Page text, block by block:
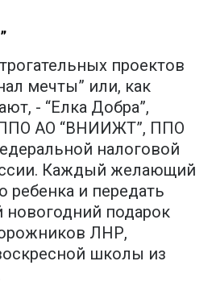
проектов
мечты” или, как
- “Елка Добра”,
ППО АО “ВНИИЖТ”, ППО
налоговой
Каждый желающий
ребенка и передать
подарок
ЛНР,
школы из